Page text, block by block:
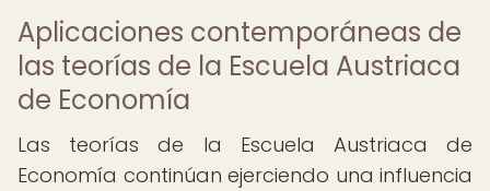
Aplicaciones contemporáneas de
las teorías de la Escuela Austriaca
de Economía
Las teorías de la Escuela Austriaca de
Economía continúan ejerciendo una influencia